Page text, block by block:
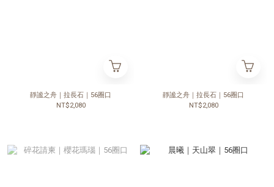
靜謐之舟｜拉長石｜56圈口
NT$2,080
靜謐之舟｜拉長石｜56圈口
NT$2,080